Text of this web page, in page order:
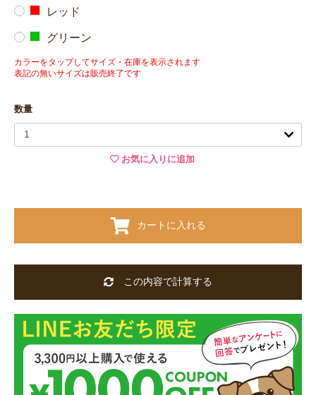
レッド
グリーン
カラーをタップしてサイズ・在庫を表示されます
表記の無いサイズは販売終了です
数量
お気に入りに追加
カートに入れる
この内容で計算する